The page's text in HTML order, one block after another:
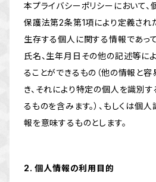
本プライバシーポリシーにおいて
保護法第2条第1項により定義され
生存する個人に関する情報であっ
氏名、生年月日その他の記述等に
ることができるもの（他の情報と
き、それにより特定の個人を識別
るものを含みます。）、もしくは個
報を意味するものとします。
2. 個人情報の利用目的